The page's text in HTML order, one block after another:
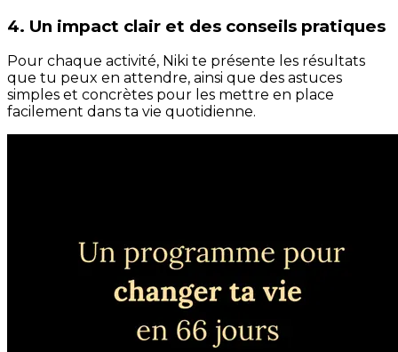
4. Un impact clair et des conseils pratiques
Pour chaque activité, Niki te présente les résultats
que tu peux en attendre, ainsi que des astuces
simples et concrètes pour les mettre en place
facilement dans ta vie quotidienne.